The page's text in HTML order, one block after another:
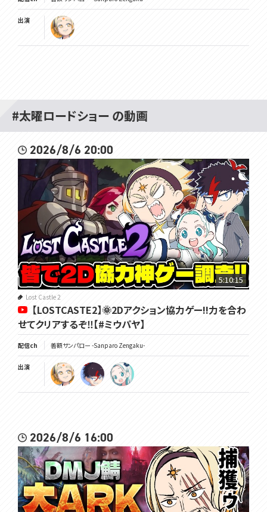
出演
#太曜ロードショー の動画
2026/8/6 20:00
5:10:15
Lost Castle 2
【LOSTCASTE2】🌞2Dアクション協力ゲー!!力を合わ
せてクリアするぞ‼【#ミウパヤ】
配信ch 善額サンパロー -Sanparo Zengaku-
出演
2026/8/6 16:00